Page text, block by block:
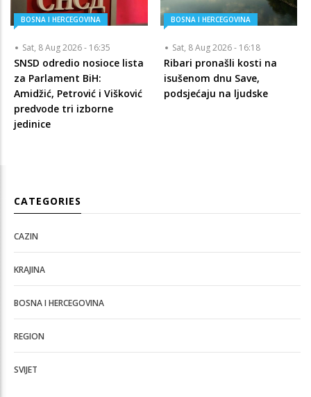
BOSNA I HERCEGOVINA
Sat, 8 Aug 2026 - 16:35
SNSD odredio nosioce lista
za Parlament BiH:
Amidžić, Petrović i Višković
predvode tri izborne
jedinice
BOSNA I HERCEGOVINA
Sat, 8 Aug 2026 - 16:18
Ribari pronašli kosti na
isušenom dnu Save,
podsjećaju na ljudske
CATEGORIES
CAZIN
KRAJINA
BOSNA I HERCEGOVINA
REGION
SVIJET